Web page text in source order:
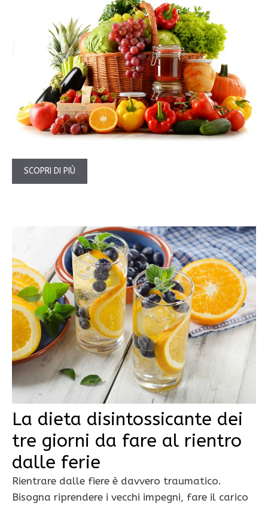
SCOPRI DI PIÙ
La dieta disintossicante dei
tre giorni da fare al rientro
dalle ferie
Rientrare dalle fiere è davvero traumatico.
Bisogna riprendere i vecchi impegni, fare il carico